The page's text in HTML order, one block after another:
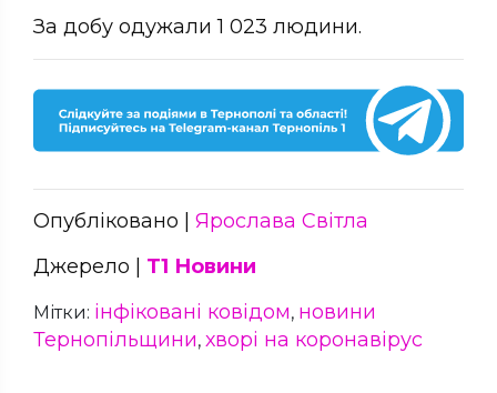
За добу одужали 1 023 людини.
Опубліковано | Ярослава Світла
Джерело | Т1 Новини
Мітки: інфіковані ковідом, новини
Тернопільщини, хворі на коронавірус